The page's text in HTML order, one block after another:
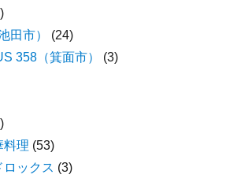
田市）
(24)
358（箕面市）
(3)
料理 (53)
ックス (3)